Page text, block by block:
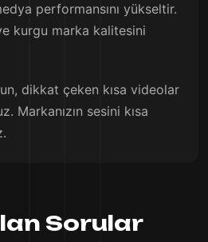
performansını yükseltir.
kurgu marka kalitesini
dikkat çeken kısa videolar
Markanızın sesini kısa
Sorular